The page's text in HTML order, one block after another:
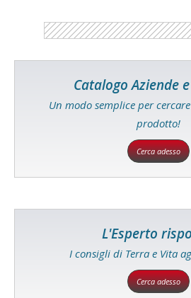
Catalogo Aziende
Un modo semplice per
prodotto!
Cerca adesso
L'Esperto
I consigli di Terra e Vita
Cerca adesso